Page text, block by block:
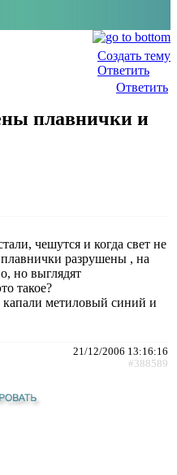
Создать тему
Ответить
Ответить
плавнички и
чешутся и когда свет не
разрушены , на
но выглядят
такое?
метиловый синий и
21/12/2006 13:16:16
#388589